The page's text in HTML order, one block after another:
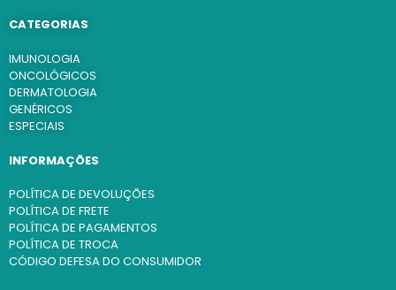
CATEGORIAS
IMUNOLOGIA
ONCOLÓGICOS
DERMATOLOGIA
GENÉRICOS
ESPECIAIS
INFORMAÇÕES
POLÍTICA DE DEVOLUÇÕES
POLÍTICA DE FRETE
POLÍTICA DE PAGAMENTOS
POLÍTICA DE TROCA
CÓDIGO DEFESA DO CONSUMIDOR